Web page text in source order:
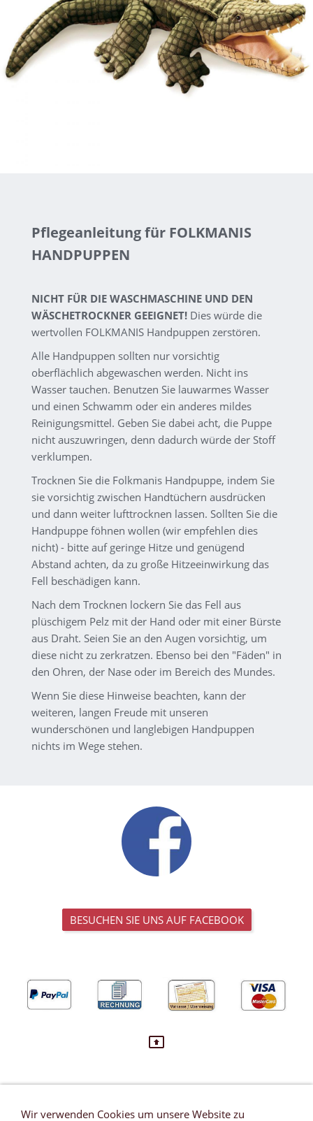
Pflegeanleitung für FOLKMANIS
HANDPUPPEN
NICHT FÜR DIE WASCHMASCHINE UND DEN
WÄSCHETROCKNER GEEIGNET!Dies würde die
wertvollen FOLKMANIS Handpuppen zerstören.
Alle Handpuppen sollten nur vorsichtig
oberflächlich abgewaschen werden. Nicht ins
Wasser tauchen. Benutzen Sie lauwarmes Wasser
und einen Schwamm oder ein anderes mildes
Reinigungsmittel. Geben Sie dabei acht, die Puppe
nicht auszuwringen, denn dadurch würde der Stoff
verklumpen.
Trocknen Sie die Folkmanis Handpuppe, indem Sie
sie vorsichtig zwischen Handtüchern ausdrücken
und dann weiter lufttrocknen lassen. Sollten Sie die
Handpuppe föhnen wollen (wir empfehlen dies
nicht) - bitte auf geringe Hitze und genügend
Abstand achten, da zu große Hitzeeinwirkung das
Fell beschädigen kann.
Nach dem Trocknen lockern Sie das Fell aus
plüschigem Pelz mit der Hand oder mit einer Bürste
aus Draht. Seien Sie an den Augen vorsichtig, um
diese nicht zu zerkratzen. Ebenso bei den "Fäden" in
den Ohren, der Nase oder im Bereich des Mundes.
Wenn Sie diese Hinweise beachten, kann der
weiteren, langen Freude mit unseren
wunderschönen und langlebigen Handpuppen
nichts im Wege stehen.
BESUCHEN SIE UNS AUF FACEBOOK
VERTRAG WIDERRUFEN
Wir verwenden Cookies um unsere Website zu